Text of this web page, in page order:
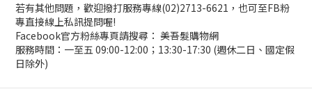
若有其他問題，歡迎撥打服務專線(02)2713-6621，也可至FB粉
專直接線上私訊提問喔!
Facebook官方粉絲專頁請搜尋： 美吾髮購物網
服務時間：一至五 09:00-12:00；13:30-17:30 (週休二日、國定假
日除外)